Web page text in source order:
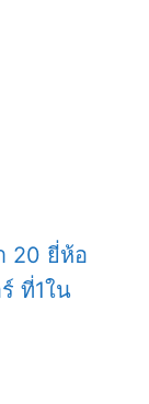
20 ยี่ห้อ
ที่1ใน